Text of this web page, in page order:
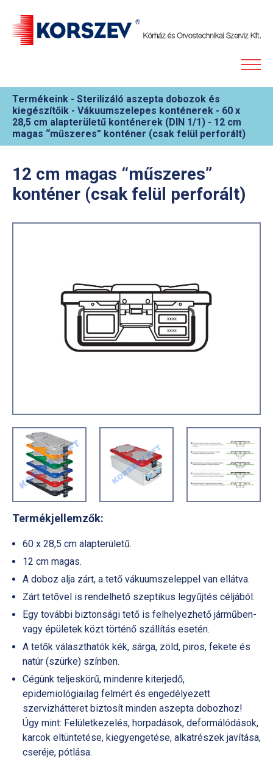
Termékeink - Sterilizáló aszepta dobozok és
kiegészítőik - Vákuumszelepes konténerek - 60 x
28,5 cm alapterületű konténerek (DIN 1/1) - 12 cm
magas “műszeres” konténer (csak felül perforált)
12 cm magas “műszeres”
konténer (csak felül perforált)
Termékjellemzők:
60 x 28,5 cm alapterületű.
12 cm magas.
A doboz alja zárt, a tető vákuumszeleppel van ellátva.
Zárt tetővel is rendelhető szeptikus legyűjtés céljából.
Egy további biztonsági tető is felhelyezhető járműben-
vagy épületek közt történő szállítás esetén.
A tetők választhatók kék, sárga, zöld, piros, fekete és
natúr (szürke) színben.
Cégünk teljeskörű, mindenre kiterjedő,
epidemiológiailag felmért és engedélyezett
szervizhátteret biztosít minden aszepta dobozhoz!
Úgy mint: Felületkezelés, horpadások, deformálódások,
karcok eltüntetése, kiegyengetése, alkatrészek javítása,
cseréje, pótlása.